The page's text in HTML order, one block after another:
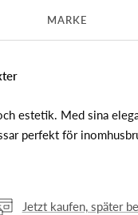
MARKE
estetik. Med sina
perfekt för
Jetzt kaufen, später